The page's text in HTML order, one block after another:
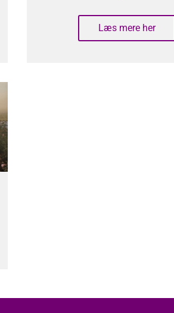
Læs mere her